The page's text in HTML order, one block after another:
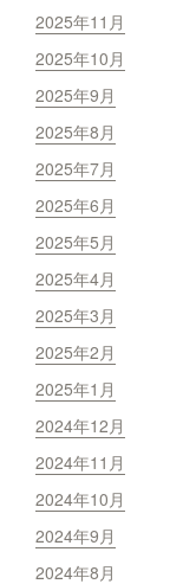
2025年11月
2025年10月
2025年9月
2025年8月
2025年7月
2025年6月
2025年5月
2025年4月
2025年3月
2025年2月
2025年1月
2024年12月
2024年11月
2024年10月
2024年9月
2024年8月